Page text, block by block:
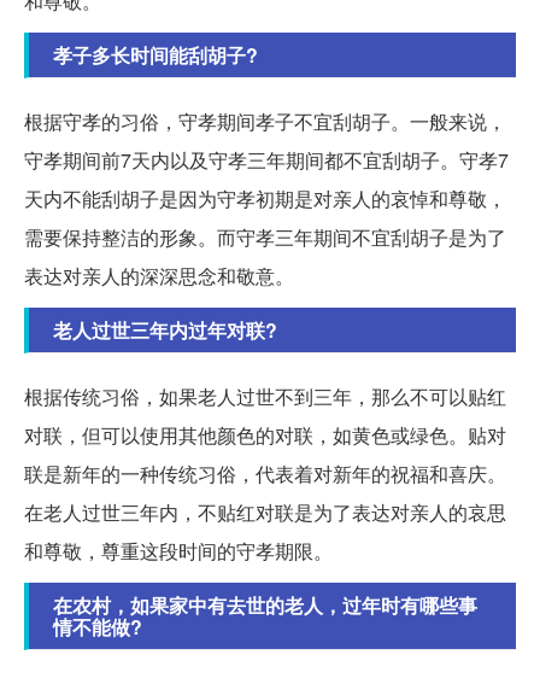
孝子多长时间能刮胡子?
根据守孝的习俗，守孝期间孝子不宜刮胡子。一般来说，
守孝期间前7天内以及守孝三年期间都不宜刮胡子。守孝7
天内不能刮胡子是因为守孝初期是对亲人的哀悼和尊敬，
需要保持整洁的形象。而守孝三年期间不宜刮胡子是为了
表达对亲人的深深思念和敬意。
老人过世三年内过年对联?
根据传统习俗，如果老人过世不到三年，那么不可以贴红
对联，但可以使用其他颜色的对联，如黄色或绿色。贴对
联是新年的一种传统习俗，代表着对新年的祝福和喜庆。
在老人过世三年内，不贴红对联是为了表达对亲人的哀思
和尊敬，尊重这段时间的守孝期限。
在农村，如果家中有去世的老人，过年时有哪些事
情不能做?